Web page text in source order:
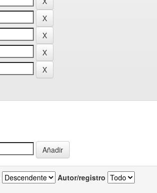
Autor/registro